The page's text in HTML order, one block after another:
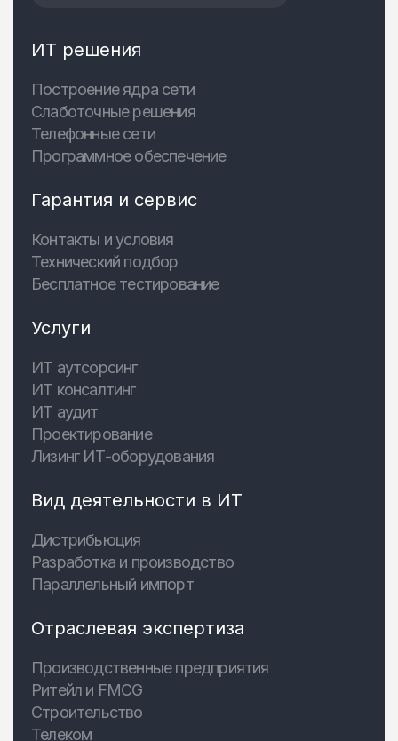
ИТ решения
Построение ядра сети
Слаботочные решения
Телефонные сети
Программное обеспечение
Гарантия и сервис
Контакты и условия
Технический подбор
Бесплатное тестирование
Услуги
ИТ аутсорсинг
ИТ консалтинг
ИТ аудит
Проектирование
Лизинг ИТ-оборудования
Вид деятельности в ИТ
Дистрибьюция
Разработка и производство
Параллельный импорт
Отраслевая экспертиза
Производственные предприятия
Ритейл и FMCG
Строительство
Телеком